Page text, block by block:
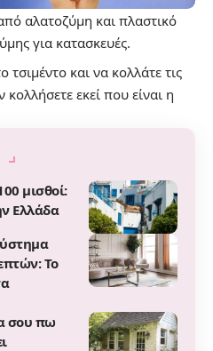
αλατοζύμη και πλαστικό
για κατασκευές.
τσιμέντο και να κολλάτε τις
εκεί που είναι η
μισθοί:
Ελλάδα
Το
σου πω